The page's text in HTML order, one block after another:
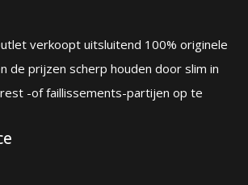
verkoopt uitsluitend 100% originele
de prijzen scherp houden door slim in
-of faillissements-partijen op te